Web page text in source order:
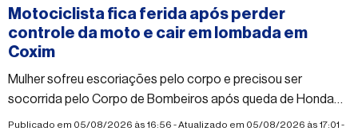
Motociclista fica ferida após perder
controle da moto e cair em lombada em
Coxim
Mulher sofreu escoriações pelo corpo e precisou ser
socorrida pelo Corpo de Bombeiros após queda de Honda
Biz; vítima teria desmaiado após o acidente
Publicado em 05/08/2026 às 16:56 - Atualizado em 05/08/2026 às 17:01 -